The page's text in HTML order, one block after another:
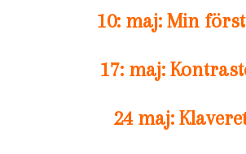
10: maj: Min
17: maj:
24 maj: